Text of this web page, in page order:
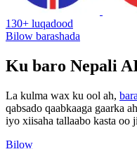
130+ luqadood
Bilow barashada
Ku baro Nepali
La kulma wax ku ool ah,
qabsado qaabkaaga gaarka ah
iyo xiisaha tallaabo kasta oo
Bilow